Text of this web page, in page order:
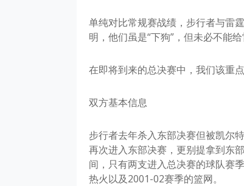
单纯对比常规赛战绩，步行者与雷
明，他们虽是“下狗”，但未必不能给
在即将到来的总决赛中，我们该重
双方基本信息
步行者去年杀入东部决赛但被凯尔
再次进入东部决赛，更别提拿到东
间，只有两支进入总决赛的球队赛
热火以及2001-02赛季的篮网。